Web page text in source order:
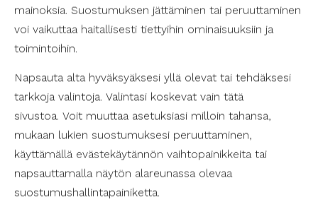
mainoksia. Suostumuksen jättäminen tai peruuttaminen
voi vaikuttaa haitallisesti tiettyihin ominaisuuksiin ja
toimintoihin.
Napsauta alta hyväksyäksesi yllä olevat tai tehdäksesi
tarkkoja valintoja. Valintasi koskevat vain tätä
sivustoa. Voit muuttaa asetuksiasi milloin tahansa,
mukaan lukien suostumuksesi peruuttaminen,
käyttämällä evästekäytännön vaihtopainikkeita tai
napsauttamalla näytön alareunassa olevaa
suostumushallintapainiketta.
päivittäisissä toiminnoissaan, kuten
henkilökohtaisessa hygieniassa, ruoanlaitossa,
siivouksessa tai asiointikäynneillä. Sen tarkoitus
yksilöllisen ja tarpeisiinsa vastaavan tuen.
Kymenlaaksossa?
Henkilökohtaisen avun palvelusetelin hakeminen
Kymenlaaksossa vaatii muutaman askeleen.
Ensimmäinen askel on ottaa yhteyttä